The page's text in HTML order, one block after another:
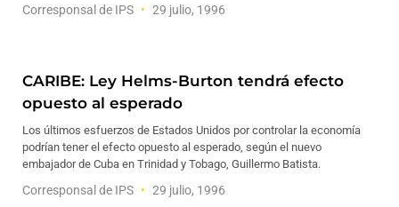
Corresponsal de IPS 29 julio, 1996
CARIBE: Ley Helms-Burton tendrá efecto
opuesto al esperado
Los últimos esfuerzos de Estados Unidos por controlar la economía
podrían tener el efecto opuesto al esperado, según el nuevo
embajador de Cuba en Trinidad y Tobago, Guillermo Batista.
Corresponsal de IPS 29 julio, 1996